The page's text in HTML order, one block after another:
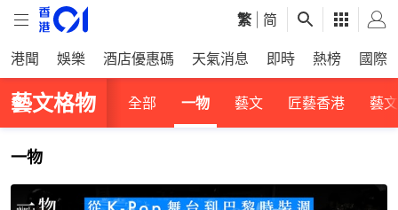
繁 简
港聞 娛樂 酒店優惠碼 天氣消息 即時 熱榜 國際
藝文格物 全部 一物 藝文 匠藝香港 藝
一物